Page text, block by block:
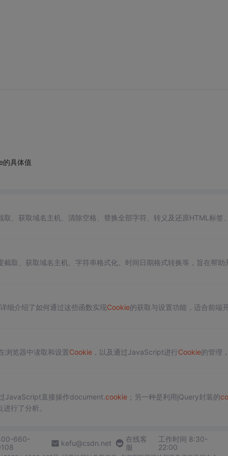
具体值
、获取域名主机、清除空格、替换全部字符、转义及还原HTML标签
取、获取域名主机、字符串格式化、时间日期格式转换等，旨在帮助
细介绍了如何通过这些函数实现Cookie的获取与设置功能，适合前端
浏览器中读取和设置Cookie，以及通过JavaScript进行Cookie的管理
JavaScript直接操作document. cookie；另一种是利用jQuery封装的
行了分析。
660-
kefu@csdn.net
在线客
服
工作时间 8:30-
22:00